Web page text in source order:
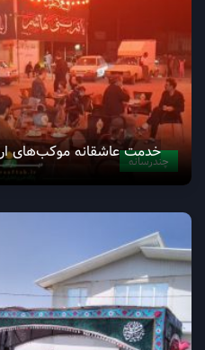
چندرسانه
خدمت عاشقانه موکب‌های